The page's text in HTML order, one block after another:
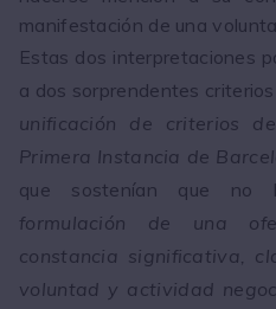
manifestación de una
Estas dos interpretaciones
a dos sorprendentes
unificación de criterios
Primera Instancia de
que sostenían que no
formulación de una
constancia significativa,
voluntad y actividad